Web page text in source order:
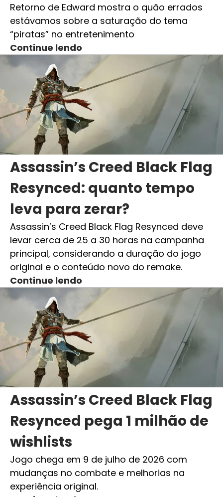
Retorno de Edward mostra o quão errados
estávamos sobre a saturação do tema
“piratas” no entretenimento
Continue lendo
Assassin’s Creed Black Flag
Resynced: quanto tempo
leva para zerar?
Assassin’s Creed Black Flag Resynced deve
levar cerca de 25 a 30 horas na campanha
principal, considerando a duração do jogo
original e o conteúdo novo do remake.
Continue lendo
Assassin’s Creed Black Flag
Resynced pega 1 milhão de
wishlists
Jogo chega em 9 de julho de 2026 com
mudanças no combate e melhorias na
experiência original.